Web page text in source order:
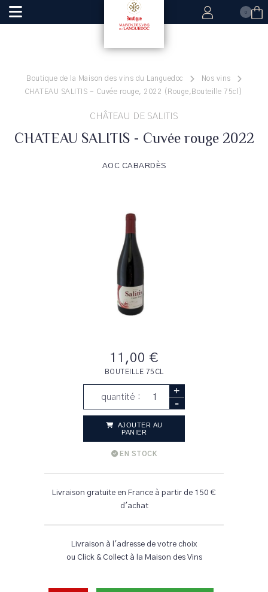
0
Boutique de la Maison des vins du Languedoc
Nos vins
CHATEAU SALITIS - Cuvée rouge, 2022 (Rouge,Bouteille 75cl)
CHÂTEAU DE SALITIS
CHATEAU SALITIS - Cuvée rouge 2022
AOC CABARDÈS
11,00 €
BOUTEILLE 75CL
quantité : +
-
AJOUTER AU
PANIER
EN STOCK
Livraison gratuite en France à partir de 150 €
d'achat
Livraison à l'adresse de votre choix
ou Click & Collect à la Maison des Vins